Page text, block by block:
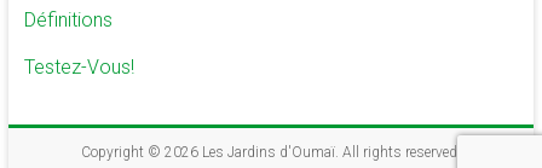
Définitions
Testez-Vous!
Copyright © 2026 Les Jardins d'Oumaï. All rights reserved.